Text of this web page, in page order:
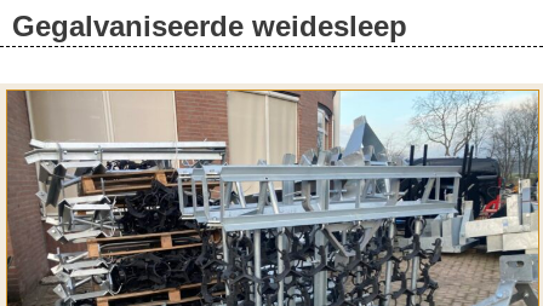
Gegalvaniseerde weidesleep